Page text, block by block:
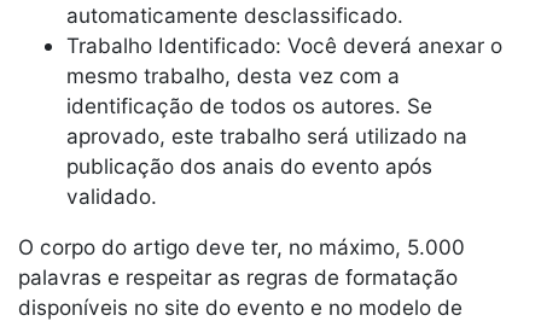
automaticamente desclassificado.
Trabalho Identificado: Você deverá anexar o
mesmo trabalho, desta vez com a
identificação de todos os autores. Se
aprovado, este trabalho será utilizado na
publicação dos anais do evento após
validado.
O corpo do artigo deve ter, no máximo, 5.000
palavras e respeitar as regras de formatação
disponíveis no site do evento e no modelo de